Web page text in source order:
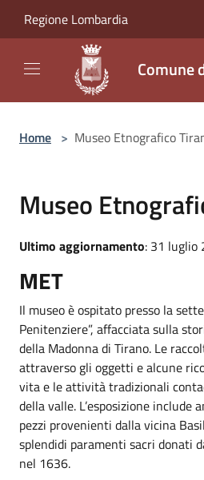
Regione Lombardia
Comune
Home > Museo Etnografico
Museo
Ultimo aggiornamento: 31 luglio
MET
Il museo è ospitato presso la
Penitenziere”, affacciata sulla
della Madonna di Tirano. Le
attraverso gli oggetti e alcune
vita e le attività tradizionali
della valle. L’esposizione include
pezzi provenienti dalla vicina
splendidi paramenti sacri donati
nel 1636.